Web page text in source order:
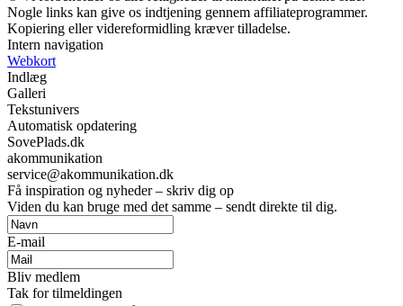
Nogle links kan give os indtjening gennem affiliateprogrammer.
Kopiering eller videreformidling kræver tilladelse.
Intern navigation
Webkort
Indlæg
Galleri
Tekstunivers
Automatisk opdatering
SovePlads.dk
akommunikation
service@akommunikation.dk
Få inspiration og nyheder – skriv dig op
Viden du kan bruge med det samme – sendt direkte til dig.
E-mail
Bliv medlem
Tak for tilmeldingen